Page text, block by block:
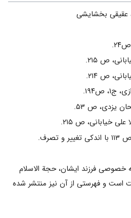
عقیقی بخشایشی
ص ۲۱۵.
ص ۲۱۴.
ص۱۹۴.
یزدى، ص ۵۳.
خیابانى، ص ۲۱۵.
خصوصى فرزند ایشان، حجة الاسلام
و فهرستى از آن نیز منتشر شده